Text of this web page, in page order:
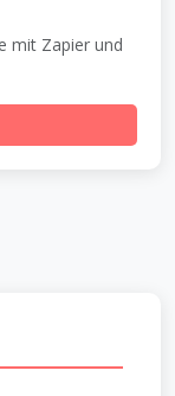
mit Zapier und